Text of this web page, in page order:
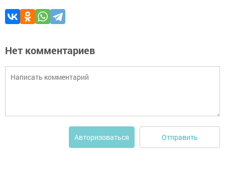
Нет комментариев
Авторизоваться Отправить